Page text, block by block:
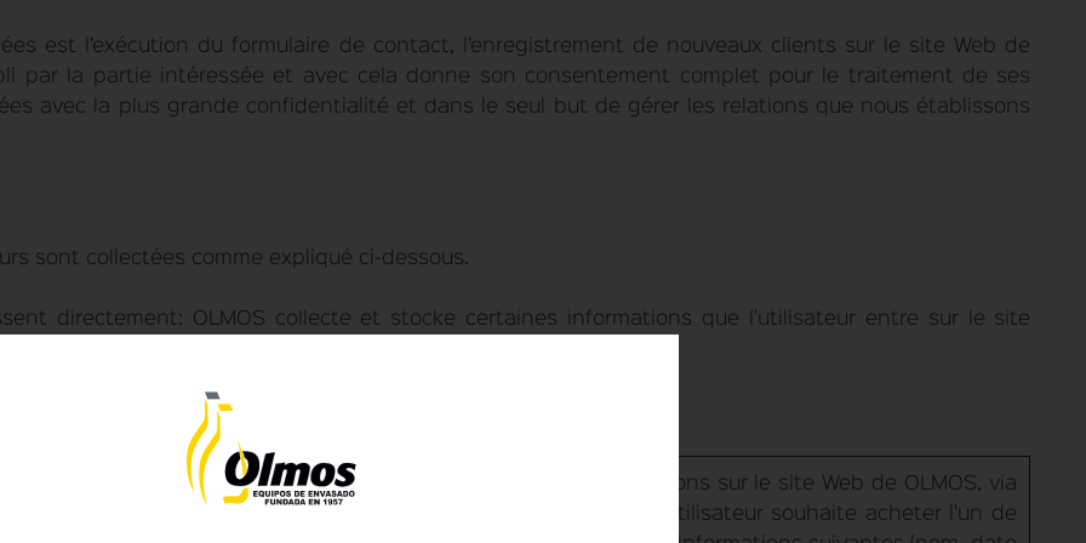
est l’exécution du formulaire de contact, l’enregistrement de nouveaux clients sur le site Web de
par la partie intéressée et avec cela donne son consentement complet pour le traitement de ses
avec la plus grande confidentialité et dans le seul but de gérer les relations que nous établissons
sont collectées comme expliqué ci-dessous.
directement: OLMOS collecte et stocke certaines informations que l'utilisateur entre sur le site
nous fournit l'utilisateur lorsqu'il souhaite obtenir des informations sur le site Web de OLMOS, via
(nom, numéro de téléphone et adresse email) ou lorsque l'utilisateur souhaite acheter l'un de